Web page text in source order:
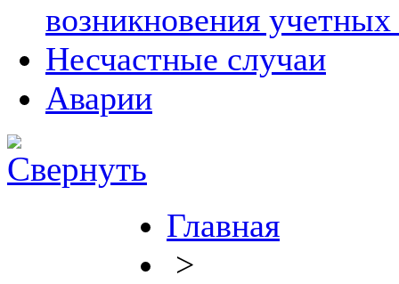
возникновения
Несчастные случаи
Аварии
Главная
>